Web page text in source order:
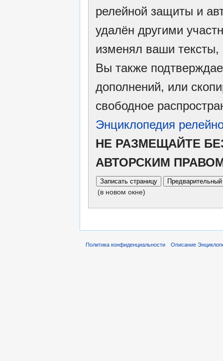
релейной защиты и
удалён другими
изменял ваши
Вы также
дополнений, или
свободное
Энциклопедия
НЕ РАЗМЕЩАЙТЕ
АВТОРСКИМ
(в новом окне)
Политика конфиденциальности Описание